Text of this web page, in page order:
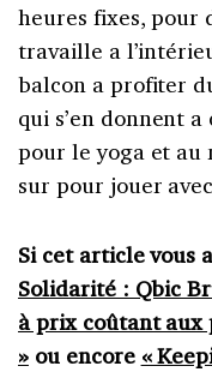
heures fixes,
travaille a
balcon a profiter
qui s’en donnent
pour le yoga et
sur pour jouer
Si cet article vous
Solidarité : Qbic
à prix coûtant aux
»ou encore «